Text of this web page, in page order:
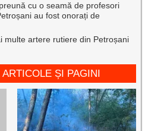
cu o seamă de profesori
au fost onorați de
multe artere rutiere din Petroșani
ȘI PAGINI